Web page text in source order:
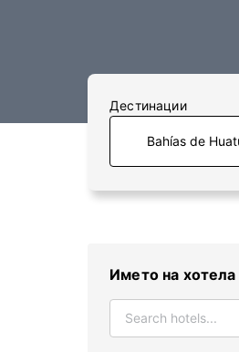
Дестинации
Името на